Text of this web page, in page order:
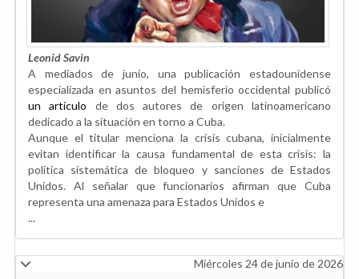
Leonid Savin
A mediados de junio, una publicación estadounidense
especializada en asuntos del hemisferio occidental publicó
un artículo de dos autores de origen latinoamericano
dedicado a la situación en torno a Cuba.
Aunque el titular menciona la crisis cubana, inicialmente
evitan identificar la causa fundamental de esta crisis: la
política sistemática de bloqueo y sanciones de Estados
Unidos. Al señalar que funcionarios afirman que Cuba
representa una amenaza para Estados Unidos e
...
Miércoles 24 de junio de 2026